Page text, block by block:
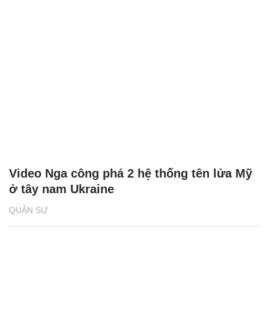
QUÂN SỰ
Video Nga công phá 2 hệ thống tên lửa Mỹ
ở tây nam Ukraine